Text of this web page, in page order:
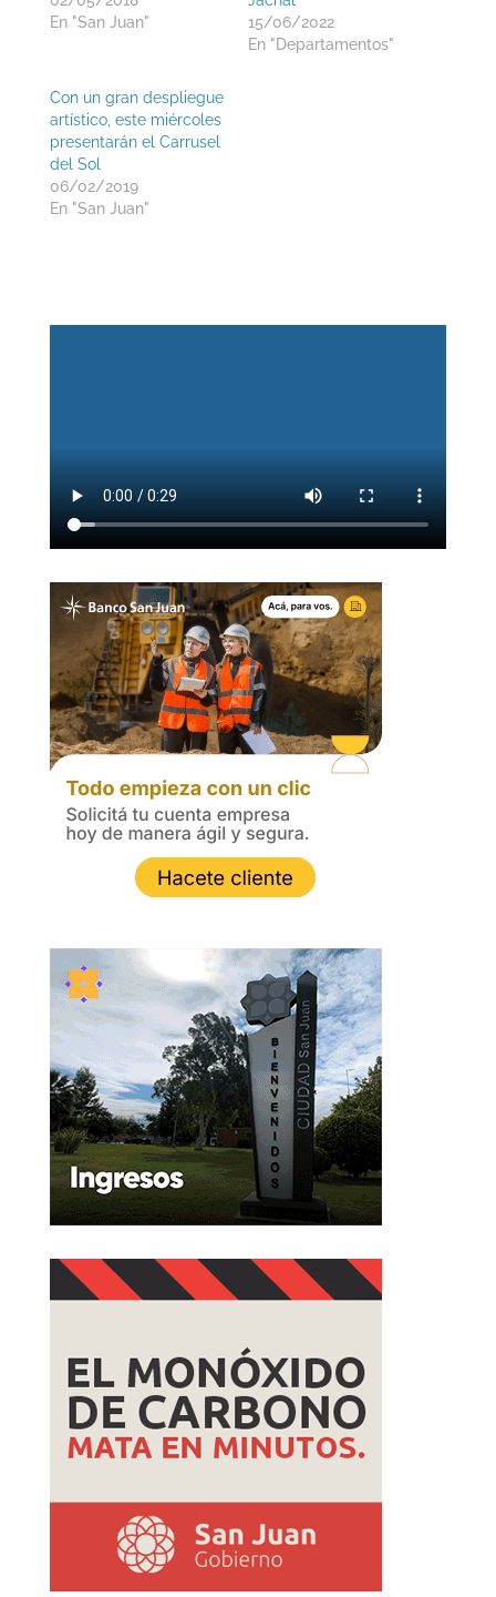
En "San Juan"
15/06/2022
En "Departamentos"
Con un gran despliegue
artístico, este miércoles
presentarán el Carrusel
del Sol
06/02/2019
En "San Juan"